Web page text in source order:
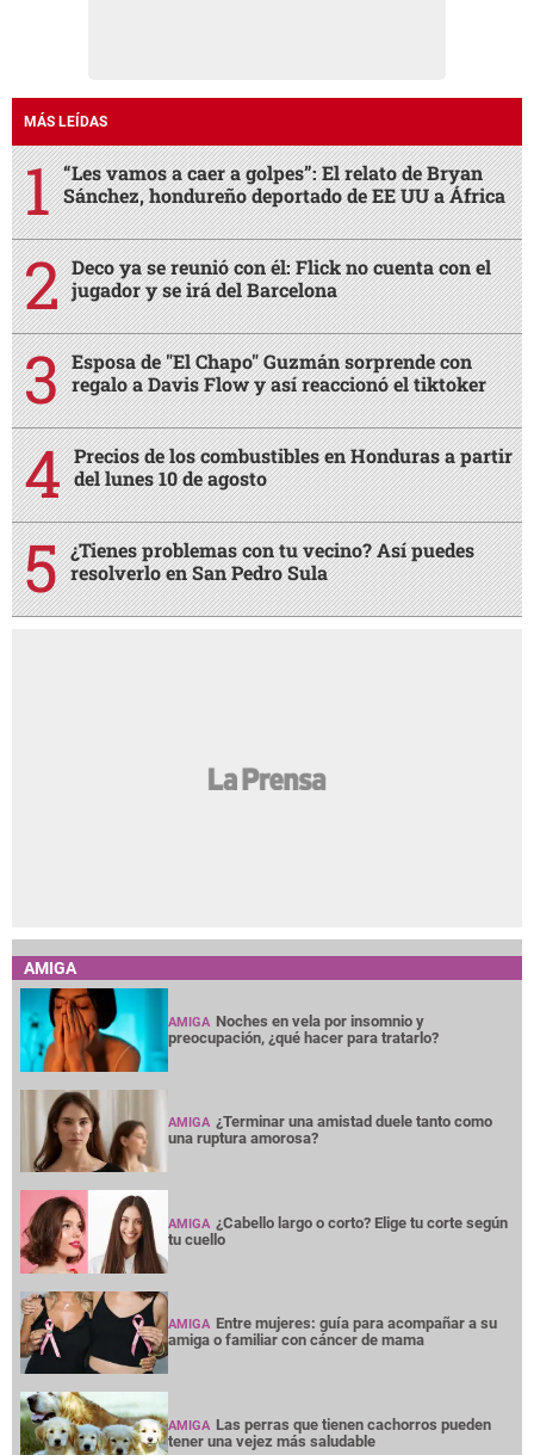
MÁS LEÍDAS
“Les vamos a caer a golpes”: El relato de Bryan
Sánchez, hondureño deportado de EE UU a África
Deco ya se reunió con él: Flick no cuenta con el
jugador y se irá del Barcelona
Esposa de "El Chapo" Guzmán sorprende con
regalo a Davis Flow y así reaccionó el tiktoker
Precios de los combustibles en Honduras a partir
del lunes 10 de agosto
¿Tienes problemas con tu vecino? Así puedes
resolverlo en San Pedro Sula
AMIGA
AMIGA Noches en vela por insomnio y
preocupación, ¿qué hacer para tratarlo?
AMIGA ¿Terminar una amistad duele tanto como
una ruptura amorosa?
AMIGA ¿Cabello largo o corto? Elige tu corte según
tu cuello
AMIGA Entre mujeres: guía para acompañar a su
amiga o familiar con cáncer de mama
AMIGA Las perras que tienen cachorros pueden
tener una vejez más saludable